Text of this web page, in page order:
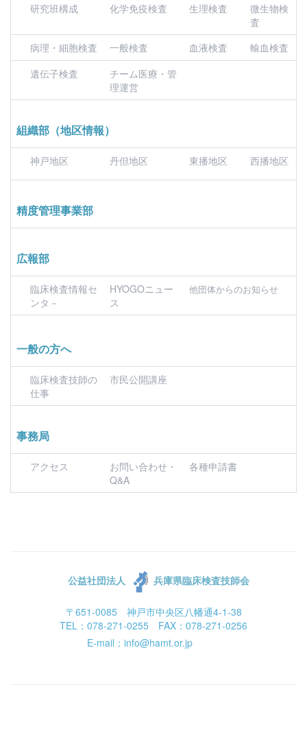
研究班構成 化学免疫検査 生理検査
微生物検
査
病理・細胞検査
一般検査 血液検査
輸血検査
遺伝子検査
チーム医療・管
理運営
組織部（地区情報）
神戸地区 丹但地区 東播地区 西播地区
精度管理事業部
広報部
臨床検査情報セ
ンタ－
HYOGOニュー
ス
他団体からのお知らせ
一般の方へ
臨床検査技師の
仕事
市民公開講座
事務局
アクセス
お問い合わせ・
Q&A
各種申請書
公益社団法人 兵庫県臨床検査技師会
〒651-0085 神戸市中央区八幡通4-1-38
TEL：078-271-0255 FAX：078-271-0256
E-mail：info@hamt.or.jp